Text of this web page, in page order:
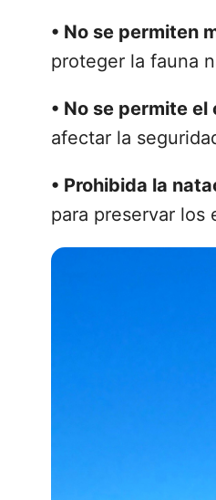
• No se permiten
proteger la fauna
• No se permite el
afectar la
• Prohibida la
para preservar los